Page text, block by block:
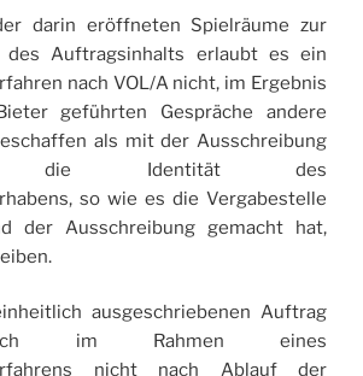
darin eröffneten Spielräume zur
des Auftragsinhalts erlaubt es ein
nach VOL/A nicht, im Ergebnis
geführten Gespräche andere
als mit der Ausschreibung
die Identität des
so wie es die Vergabestelle
der Ausschreibung gemacht hat,
ausgeschriebenen Auftrag
im Rahmen eines
nicht nach Ablauf der